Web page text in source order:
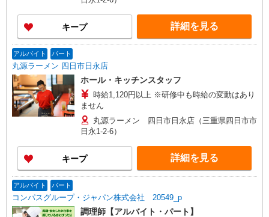
キープ 詳細を見る
アルバイト パート
丸源ラーメン 四日市日永店
ホール・キッチンスタッフ
時給1,120円以上 ※研修中も時給の変動はあり
ません
丸源ラーメン 四日市日永店（三重県四日市市
日永1-2-6）
キープ 詳細を見る
アルバイト パート
コンパスグループ・ジャパン株式会社 20549_p
調理師【アルバイト・パート】